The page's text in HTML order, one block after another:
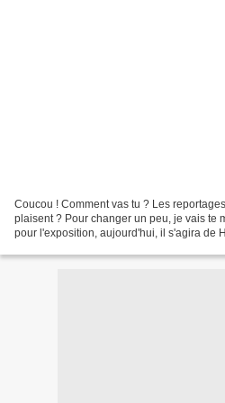
Coucou ! Comment vas tu ? Les
plaisent ? Pour changer un peu, je vais te
pour l'exposition, aujourd'hui, il s'agira de